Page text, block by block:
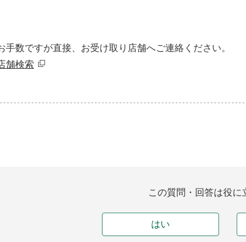
手数ですが直接、お受け取り店舗へご連絡ください。
舗検索
この質問・回答は役に
はい